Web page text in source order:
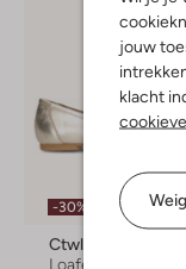
jouw
klacht
-30%
Ctwlk
Loafers